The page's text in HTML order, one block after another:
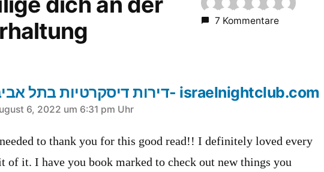
7 Kommentare
דירות דיסקרטיות בתל אביב- israelnightclub.com
6, 2022 um 6:31 pm Uhr
to thank you for this good read!! I definitely loved every
of it. I have you book marked to check out new things you